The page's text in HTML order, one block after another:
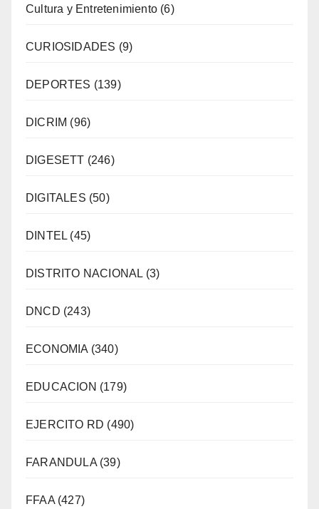
Cultura y Entretenimiento (6)
CURIOSIDADES (9)
DEPORTES (139)
DICRIM (96)
DIGESETT (246)
DIGITALES (50)
DINTEL (45)
DISTRITO NACIONAL (3)
DNCD (243)
ECONOMIA (340)
EDUCACION (179)
EJERCITO RD (490)
FARANDULA(39)
FFAA(427)